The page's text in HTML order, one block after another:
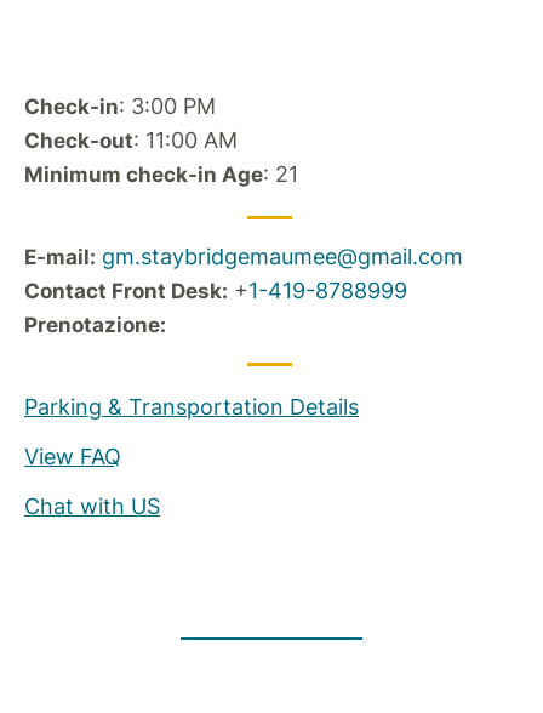
Check-in: 3:00 PM
Check-out: 11:00 AM
Minimum check-in Age: 21
E-mail: gm.staybridgemaumee@gmail.com
Contact Front Desk: +1-419-8788999
Prenotazione:
Parking & Transportation Details
View FAQ
Chat with US